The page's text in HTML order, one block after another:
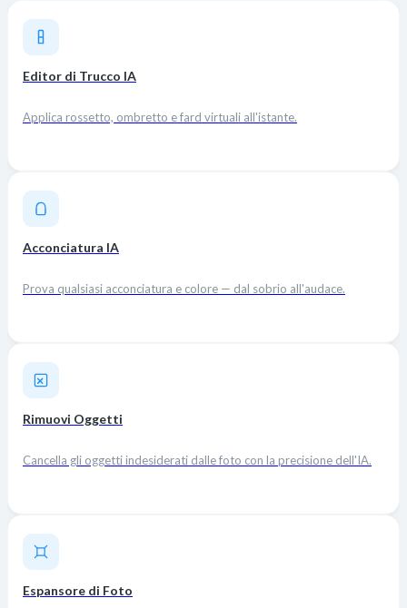
Editor di Trucco IA
Applica rossetto, ombretto e fard virtuali all'istante.
Acconciatura IA
Prova qualsiasi acconciatura e colore — dal sobrio all'audace.
Rimuovi Oggetti
Cancella gli oggetti indesiderati dalle foto con la precisione dell'IA.
Espansore di Foto